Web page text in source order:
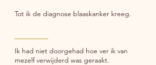
Tot ik de diagnose blaaskanker kreeg.
Ik had niet doorgehad hoe ver ik van
mezelf verwijderd was geraakt.